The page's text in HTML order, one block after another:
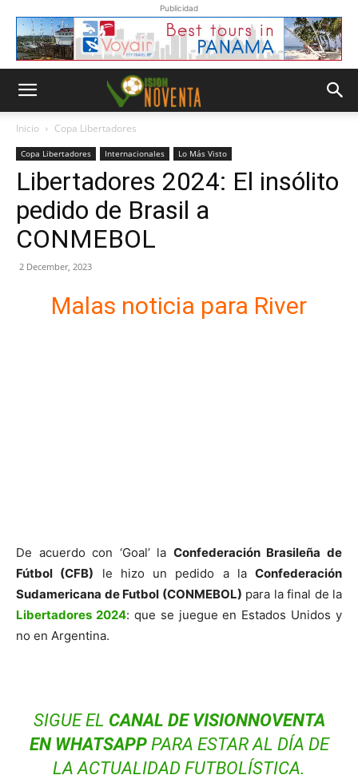
Publicidad
Inicio Copa Libertadores
Copa Libertadores Internacionales Lo Más Visto
Libertadores 2024: El insólito
pedido de Brasil a
CONMEBOL
2 December, 2023
Malas noticia para River
De acuerdo con ‘Goal’ la Confederación Brasileña de
Fútbol (CFB) le hizo un pedido a la Confederación
Sudamericana de Futbol (CONMEBOL) para la final de la
Libertadores 2024: que se juegue en Estados Unidos y
no en Argentina.
SIGUE EL CANAL DE VISIONNOVENTA
EN WHATSAPPPARA ESTAR AL DÍA DE
LA ACTUALIDAD FUTBOLÍSTICA.